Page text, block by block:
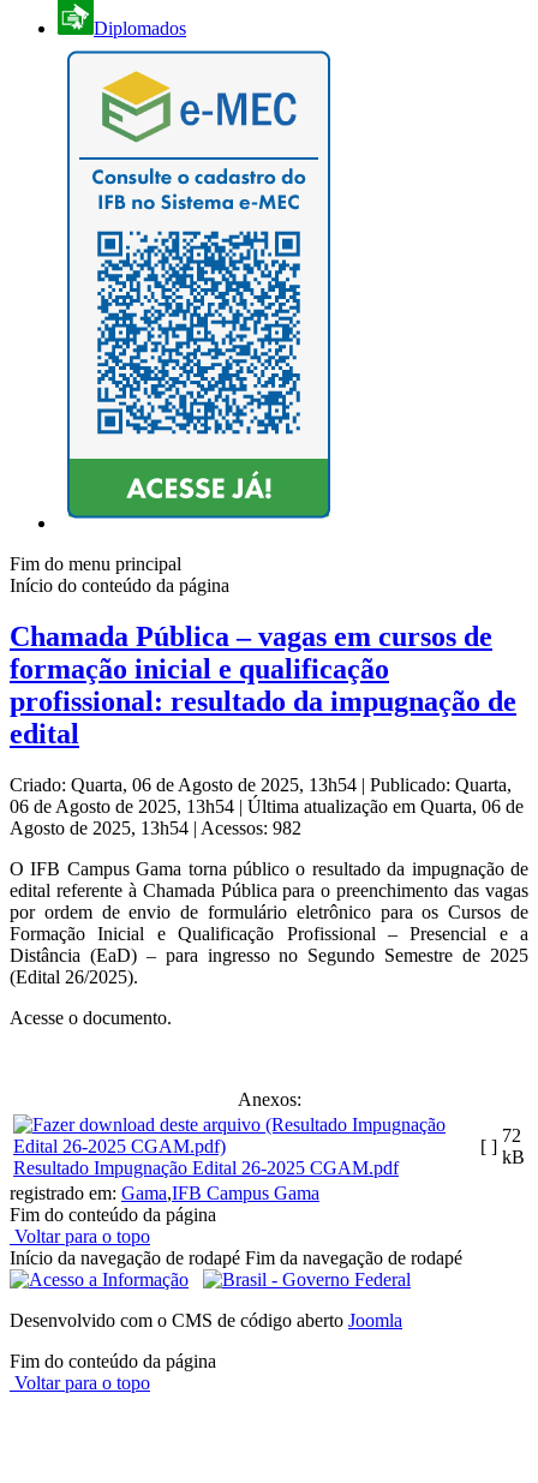
Diplomados
Fim do menu principal
Início do conteúdo da página
Chamada Pública – vagas em cursos de
formação inicial e qualificação
profissional: resultado da impugnação de
edital
Criado: Quarta, 06 de Agosto de 2025, 13h54 | Publicado: Quarta,
06 de Agosto de 2025, 13h54 | Última atualização em Quarta, 06 de
Agosto de 2025, 13h54 | Acessos: 982
O IFB Campus Gama torna público o resultado da impugnação de
edital referente à Chamada Pública para o preenchimento das vagas
por ordem de envio de formulário eletrônico para os Cursos de
Formação Inicial e Qualificação Profissional – Presencial e a
Distância (EaD) – para ingresso no Segundo Semestre de 2025
(Edital 26/2025).
Acesse o documento.
Anexos:
Resultado Impugnação Edital 26-2025 CGAM.pdf
[ ]
72
kB
registrado em: Gama,IFB Campus Gama
Fim do conteúdo da página
Voltar para o topo
Início da navegação de rodapé Fim da navegação de rodapé
Desenvolvido com o CMS de código aberto Joomla
Fim do conteúdo da página
Voltar para o topo